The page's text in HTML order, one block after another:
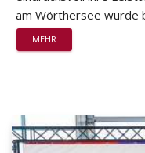
am Wörthersee wurde
MEHR